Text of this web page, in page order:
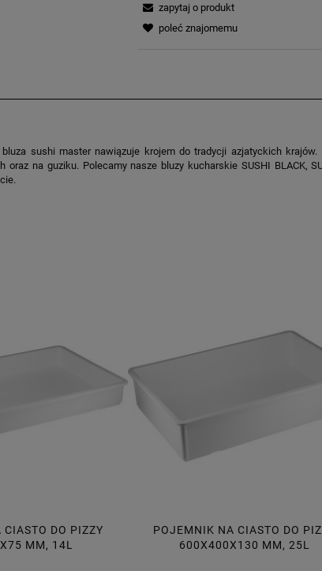
zapytaj o produkt
poleć znajomemu
sushi master nawiązuje krojem do tradycji azjatyckich
na guziku. Polecamy nasze bluzy kucharskie SUSHI BLACK,
DO PIZZY
MM, 25L
POJEMNIK NA CIASTO DO
600X400X95 MM, 18L